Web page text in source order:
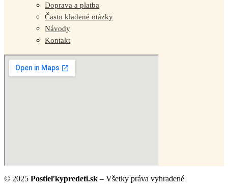
Doprava a platba
Často kladené otázky
Návody
Kontakt
© 2025 Postieľkypredeti.sk – Všetky práva vyhradené